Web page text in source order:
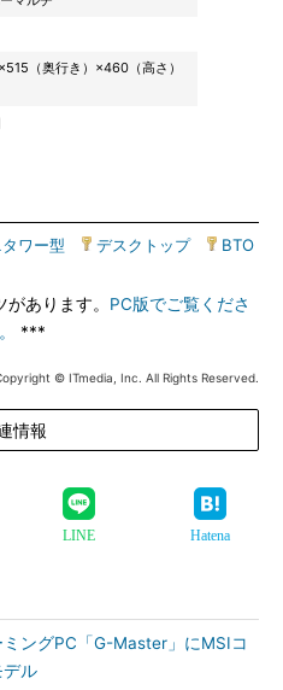
（奥行き）×460（高さ）
タワー型 デスクトップ| BTO
あります。 PC版でご覧くださ
***
© ITmedia, Inc. All Rights Reserved.
情報
LINE Hatena
ングPC「G-Master」にMSIコ
デル